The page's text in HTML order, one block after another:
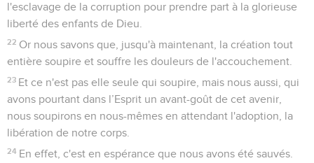
l'esclavage de la corruption pour prendre part à la glorieuse
liberté des enfants de Dieu.
22 Or nous savons que, jusqu'à maintenant, la création tout
entière soupire et souffre les douleurs de l'accouchement.
23 Et ce n'est pas elle seule qui soupire, mais nous aussi, qui
avons pourtant dans l’Esprit un avant-goût de cet avenir,
nous soupirons en nous-mêmes en attendant l'adoption, la
libération de notre corps.
24 En effet, c'est en espérance que nous avons été sauvés.